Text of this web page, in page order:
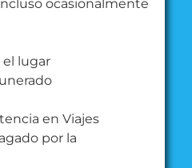
ocasionalmente
el lugar
en Viajes
por la